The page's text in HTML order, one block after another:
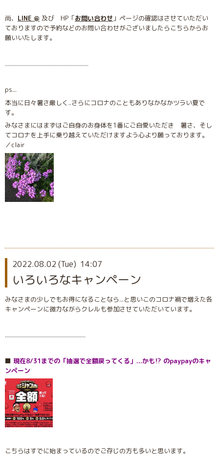
尚、 LINE @ 及び HP「お問い合わせ 」ページの確認はさせていただい
ておりますので予約などのお問い合わせがございましたらこちらからお
願いいたします。
.........................................................
ps...
本当に日々暑さ厳しく..さらにコロナのこともありなかなかツラい夏で
す。
みなさまにはまずはご自身のお身体を1番にご自愛いただき 暑さ、そし
てコロナを上手に乗り越えていただけますよう心より願っております。
／clair
2022.08.02 (Tue) 14:07
いろいろなキャンペーン
みなさまの少しでもお得になることなら...と思いこのコロナ禍で増えた各
キャンペーンに微力ながらクレルも参加させていただいています。
.......................................................
⬛️ 現在8/31までの「抽選で全額戻ってくる」...かも⁉︎ のpaypayのキャ
ンペーン
こちらはすでに始まっているのでご存じの方も多いと思います。